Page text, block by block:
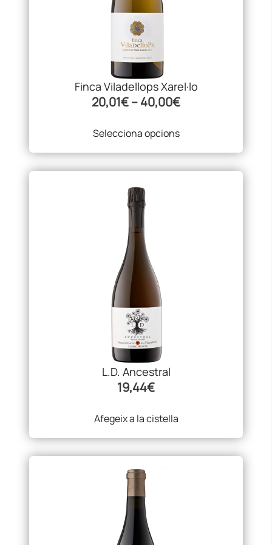
Finca Viladellops Xarel·lo
20,01€–40,00€Interval
20,01€
a
Selecciona opcions
poden
triar
a
la
pàgina
del
producte
L.D. Ancestral
19,44€
Afegeix a la cistella